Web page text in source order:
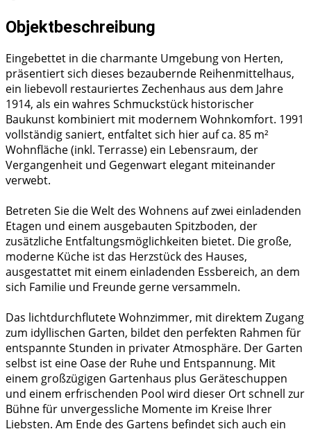
Objektbeschreibung
Eingebettet in die charmante Umgebung von Herten,
präsentiert sich dieses bezaubernde Reihenmittelhaus,
ein liebevoll restauriertes Zechenhaus aus dem Jahre
1914, als ein wahres Schmuckstück historischer
Baukunst kombiniert mit modernem Wohnkomfort. 1991
vollständig saniert, entfaltet sich hier auf ca. 85 m²
Wohnfläche (inkl. Terrasse) ein Lebensraum, der
Vergangenheit und Gegenwart elegant miteinander
verwebt.
Betreten Sie die Welt des Wohnens auf zwei einladenden
Etagen und einem ausgebauten Spitzboden, der
zusätzliche Entfaltungsmöglichkeiten bietet. Die große,
moderne Küche ist das Herzstück des Hauses,
ausgestattet mit einem einladenden Essbereich, an dem
sich Familie und Freunde gerne versammeln.
Das lichtdurchflutete Wohnzimmer, mit direktem Zugang
zum idyllischen Garten, bildet den perfekten Rahmen für
entspannte Stunden in privater Atmosphäre. Der Garten
selbst ist eine Oase der Ruhe und Entspannung. Mit
einem großzügigen Gartenhaus plus Geräteschuppen
und einem erfrischenden Pool wird dieser Ort schnell zur
Bühne für unvergessliche Momente im Kreise Ihrer
Liebsten. Am Ende des Gartens befindet sich auch ein